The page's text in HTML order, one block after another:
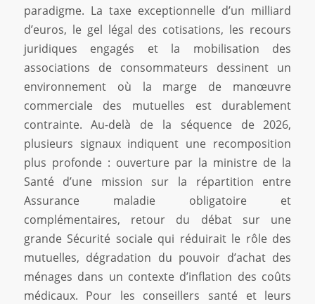
paradigme. La taxe exceptionnelle d’un milliard
d’euros, le gel légal des cotisations, les recours
juridiques engagés et la mobilisation des
associations de consommateurs dessinent un
environnement où la marge de manœuvre
commerciale des mutuelles est durablement
contrainte. Au-delà de la séquence de 2026,
plusieurs signaux indiquent une recomposition
plus profonde : ouverture par la ministre de la
Santé d’une mission sur la répartition entre
Assurance maladie obligatoire et
complémentaires, retour du débat sur une
grande Sécurité sociale qui réduirait le rôle des
mutuelles, dégradation du pouvoir d’achat des
ménages dans un contexte d’inflation des coûts
médicaux. Pour les conseillers santé et leurs